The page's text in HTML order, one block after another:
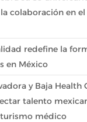
colaboración en
redefine la
en México
y Baja Health
talento
médico